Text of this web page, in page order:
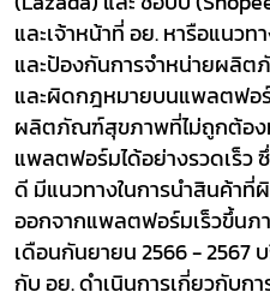
และเจ้าหน้าที่ อย. หารือแนว
และป้องกันการจำหน่ายผลิ
และผิดกฎหมายบนแพลตฟอ
ผลิตภัณฑ์สุขภาพที่ไม่ถูกต้อ
แพลตฟอร์มได้อย่างรวดเร็ว
ดี มีแนวทางในการนำสินค้า
ออกจากแพลตฟอร์มเร็วขึ้นภา
เดือนกันยายน 2566 - 2567
กับ อย. ดำเนินการเกี่ยวกับก